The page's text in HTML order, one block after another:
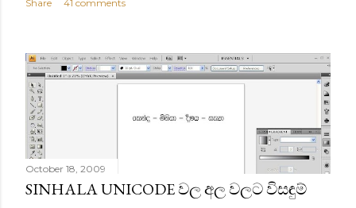
Share 41 comments
October 18, 2009
SINHALA UNICODE වල අල වලට විසඳුම්